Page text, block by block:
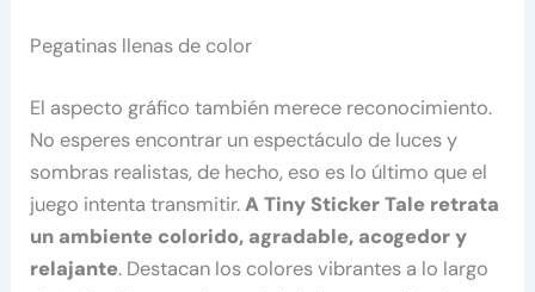
Pegatinas llenas de color
El aspecto gráfico también merece reconocimiento.
No esperes encontrar un espectáculo de luces y
sombras realistas, de hecho, eso es lo último que el
juego intenta transmitir.A Tiny Sticker Tale retrata
un ambiente colorido, agradable, acogedor y
relajante. Destacan los colores vibrantes a lo largo